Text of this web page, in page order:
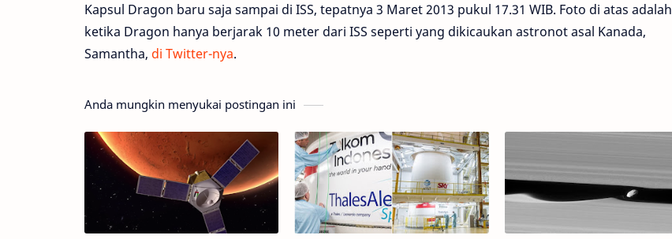
Kapsul Dragon baru saja sampai di ISS, tepatnya 3 Maret 2013 pukul 17.31 WIB. Foto di atas adalah
ketika Dragon hanya berjarak 10 meter dari ISS seperti yang dikicaukan astronot asal Kanada,
Samantha, di Twitter-nya.
Anda mungkin menyukai postingan ini